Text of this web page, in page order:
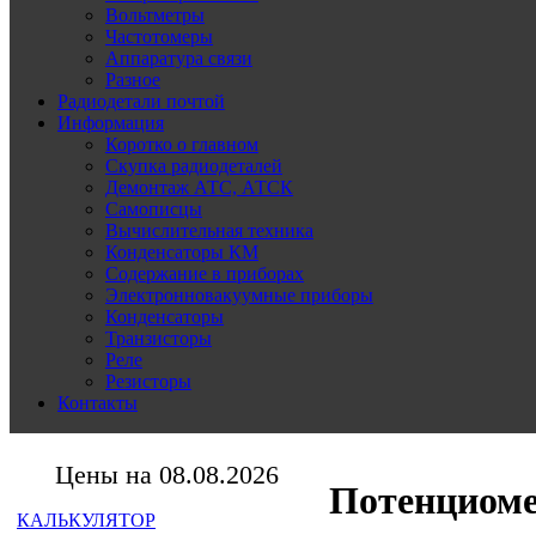
Вольтметры
Частотомеры
Аппаратура связи
Разное
Радиодетали почтой
Информация
Коротко о главном
Скупка радиодеталей
Демонтаж АТС, АТСК
Самописцы
Вычислительная техника
Конденсаторы КМ
Содержание в приборах
Электронновакуумные приборы
Конденсаторы
Транзисторы
Реле
Резисторы
Контакты
Цены на 08.08.2026
КАЛЬКУЛЯТОР